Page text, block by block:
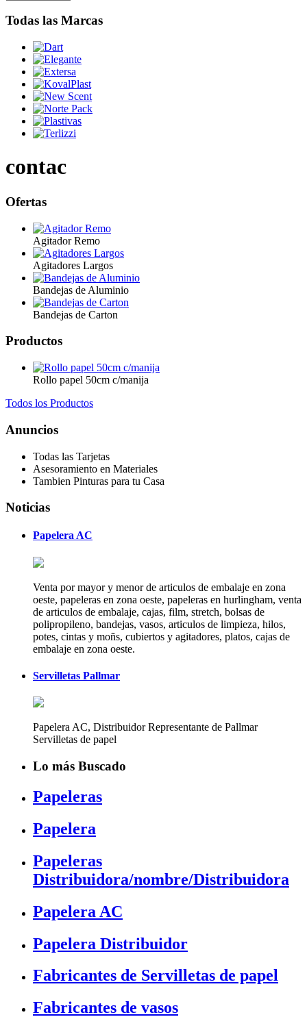
Todas las Marcas
contac
Ofertas
Agitador Remo
Agitadores Largos
Bandejas de Aluminio
Bandejas de Carton
Productos
Rollo papel 50cm c/manija
Todos los Productos
Anuncios
Todas las Tarjetas
Asesoramiento en Materiales
Tambien Pinturas para tu Casa
Noticias
Papelera AC
Venta por mayor y menor de articulos de embalaje en zona
oeste, papeleras en zona oeste, papeleras en hurlingham, venta
de articulos de embalaje, cajas, film, stretch, bolsas de
polipropileno, bandejas, vasos, articulos de limpieza, hilos,
potes, cintas y moñs, cubiertos y agitadores, platos, cajas de
embalaje en zona oeste.
Servilletas Pallmar
Papelera AC, Distribuidor Representante de Pallmar
Servilletas de papel
Lo más Buscado
Papeleras
Papelera
Papeleras
Distribuidora/nombre/Distribuidora
Papelera AC
Papelera Distribuidor
Fabricantes de Servilletas de papel
Fabricantes de vasos